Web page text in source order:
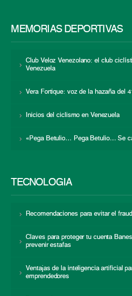
MEMORIAS DEPORTIVAS
Club Veloz Venezolano: el club
Venezuela
Vera Fortique: voz de la hazaña del
Inicios del ciclismo en Venezuela
«Pega Betulio… Pega Betulio… Se
TECNOLOGÍA
Recomendaciones para evitar el
Claves para proteger tu cuenta
prevenir estafas
Ventajas de la inteligencia artificial
emprendedores